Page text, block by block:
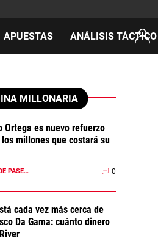
APUESTAS ANÁLISIS TÁCTICO
MILLONARIA
Ortega es nuevo refuerzo
millones que costará su
MERCADO DE PASES 2026 0
cada vez más cerca de
Da Gama: cuánto dinero